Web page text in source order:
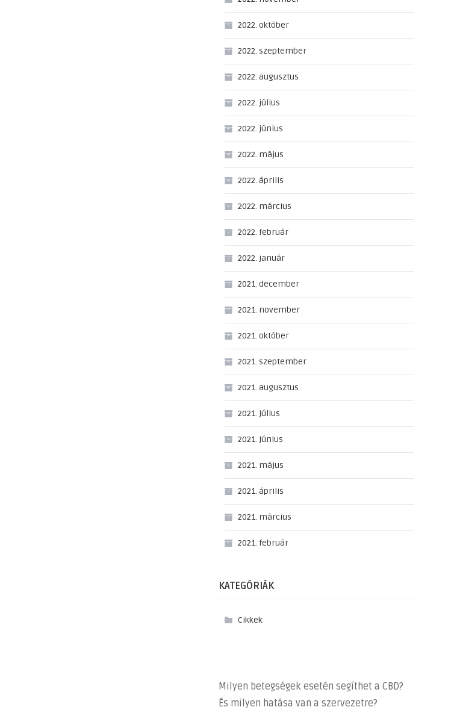
2022. október
2022. szeptember
2022. augusztus
2022. július
2022. június
2022. május
2022. április
2022. március
2022. február
2022. január
2021. december
2021. november
2021. október
2021. szeptember
2021. augusztus
2021. július
2021. június
2021. május
2021. április
2021. március
2021. február
KATEGÓRIÁK
Cikkek
Milyen betegségek esetén segíthet a CBD?
És milyen hatása van a szervezetre?